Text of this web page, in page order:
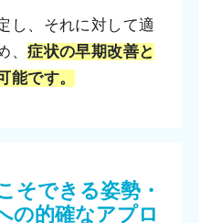
し、それに対して適
、症状の早期改善と
能です。
そできる姿勢・
の的確なアプロ